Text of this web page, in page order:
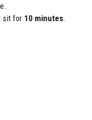
sit for 10 minutes.